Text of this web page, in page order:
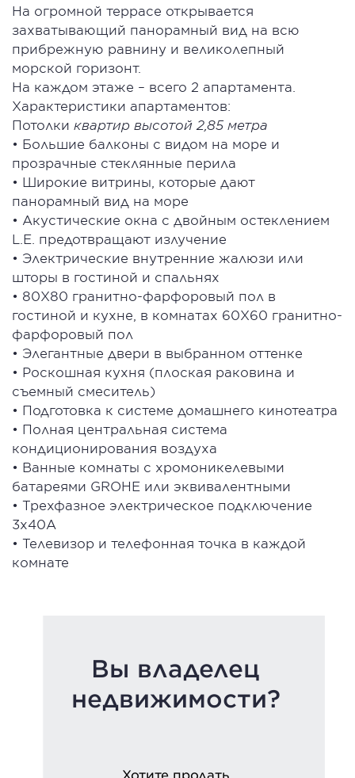
На огромной террасе открывается
захватывающий панорамный вид на всю
прибрежную равнину и великолепный
морской горизонт.
На каждом этаже – всего 2 апартамента.
Характеристики апартаментов:
Потолки квартир высотой 2,85 метра
• Большие балконы с видом на море и
прозрачные стеклянные перила
• Широкие витрины, которые дают
панорамный вид на море
• Акустические окна с двойным остеклением
L.E. предотвращают излучение
• Электрические внутренние жалюзи или
шторы в гостиной и спальнях
• 80X80 гранитно-фарфоровый пол в
гостиной и кухне, в комнатах 60X60 гранитно-
фарфоровый пол
• Элегантные двери в выбранном оттенке
• Роскошная кухня (плоская раковина и
съемный смеситель)
• Подготовка к системе домашнего кинотеатра
• Полная центральная система
кондиционирования воздуха
• Ванные комнаты с хромоникелевыми
батареями GROHE или эквивалентными
• Трехфазное электрическое подключение
3x40A
• Телевизор и телефонная точка в каждой
комнате
Вы владелец
недвижимости?
Хотите продать